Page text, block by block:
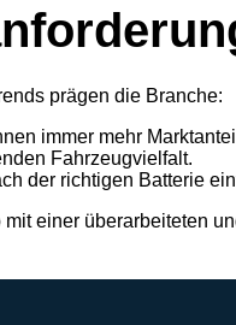
prägen die Branche:
immer mehr
Fahrzeugvielfalt.
der richtigen Batterie
einer überarbeiteten